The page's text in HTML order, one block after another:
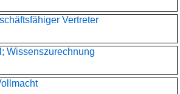
Vertreter
Wissenszurechnung